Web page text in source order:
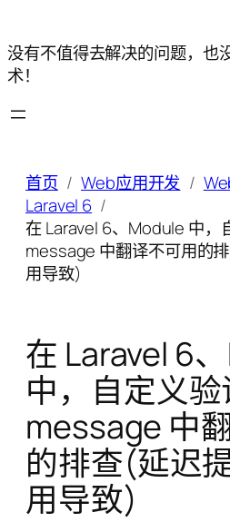
没有不值得去解决的问题，也
术！
首页 Web应用开发
Laravel 6
在 Laravel 6、Module 中，
message 中翻译不可用的
用导致)
在 Laravel 6
中，自定义
message 中
的排查(延迟
用导致)